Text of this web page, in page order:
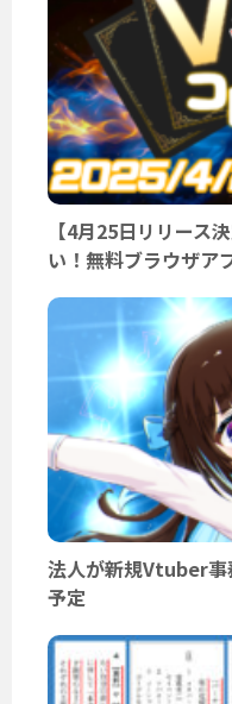
【4月25日リリース
い！無料ブラウザア
法人が新規Vtuber事
予定